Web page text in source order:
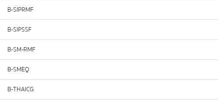
B-SIPRMF
B-SIPSSF
B-SM-RMF
B-SMEQ
B-THAICG